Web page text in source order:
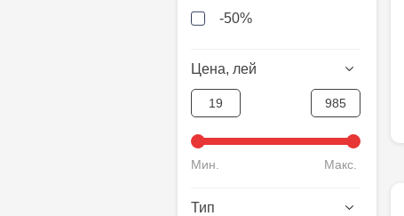
-50%
Цена, лей
Мин. Макс.
Тип